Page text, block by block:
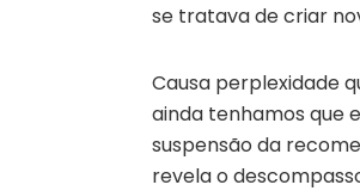
se tratava de criar
Causa perplexidade
ainda tenhamos que
suspensão da
revela o